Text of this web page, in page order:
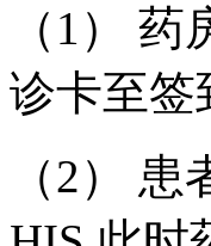
（1）
诊卡至签
（2）